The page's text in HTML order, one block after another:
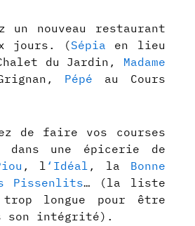
un nouveau restaurant
jours. (Sépia
en lieu
du Jardin, Madame
Pépé au Cours
de faire vos courses
une épicerie de
, l ‘Idéal , la Bonne
Pissenlits… (la liste
trop longue pour être
son intégrité).